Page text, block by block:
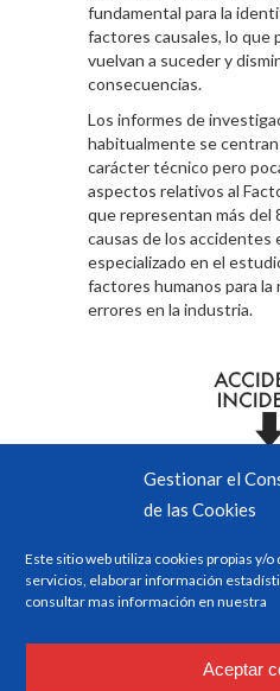
Gestionar el
de las Cookies
Este sitio web utiliza cookies propias y/
servicios, elaborar información
consultar mas información en nuestra
Aceptar
fundamental para la
factores causales, lo que
vuelvan a suceder y
consecuencias.
Los informes de
habitualmente se
carácter técnico pero
aspectos relativos al
que representan más del
causas de los accidentes
especializado en el
factores humanos para la
errores en la industria.